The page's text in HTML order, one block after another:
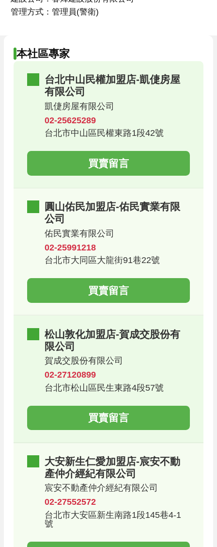
管理方式：管理員(警衛)
本社區專家
台北中山民權加盟店-凱倢房屋
有限公司
凱倢房屋有限公司
02-25625289
台北市中山區民權東路1段42號
買賣留言
圓山佑民加盟店-佑民實業有限
公司
佑民實業有限公司
02-25991218
台北市大同區大龍街91巷22號
買賣留言
松山敦化加盟店-賀成交股份有
限公司
賀成交股份有限公司
02-27120899
台北市松山區民生東路4段57號
買賣留言
大安新生仁愛加盟店-宸安不動
產仲介經紀有限公司
宸安不動產仲介經紀有限公司
02-27552572
台北市大安區新生南路1段145巷4-1
號